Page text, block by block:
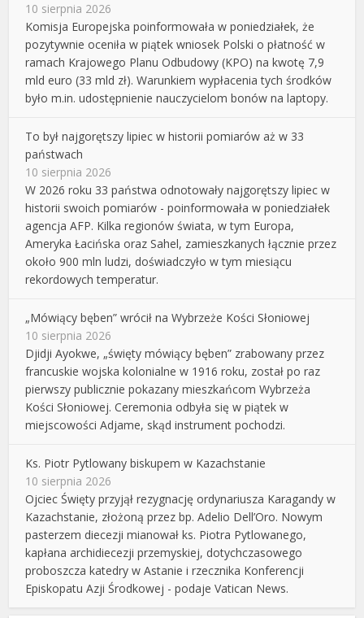
10 sierpnia 2026
Komisja Europejska poinformowała w poniedziałek, że
pozytywnie oceniła w piątek wniosek Polski o płatność w
ramach Krajowego Planu Odbudowy (KPO) na kwotę 7,9
mld euro (33 mld zł). Warunkiem wypłacenia tych środków
było m.in. udostępnienie nauczycielom bonów na laptopy.
To był najgorętszy lipiec w historii pomiarów aż w 33
państwach
10 sierpnia 2026
W 2026 roku 33 państwa odnotowały najgorętszy lipiec w
historii swoich pomiarów - poinformowała w poniedziałek
agencja AFP. Kilka regionów świata, w tym Europa,
Ameryka Łacińska oraz Sahel, zamieszkanych łącznie przez
około 900 mln ludzi, doświadczyło w tym miesiącu
rekordowych temperatur.
„Mówiący bęben” wrócił na Wybrzeże Kości Słoniowej
10 sierpnia 2026
Djidji Ayokwe, „święty mówiący bęben” zrabowany przez
francuskie wojska kolonialne w 1916 roku, został po raz
pierwszy publicznie pokazany mieszkańcom Wybrzeża
Kości Słoniowej. Ceremonia odbyła się w piątek w
miejscowości Adjame, skąd instrument pochodzi.
Ks. Piotr Pytlowany biskupem w Kazachstanie
10 sierpnia 2026
Ojciec Święty przyjął rezygnację ordynariusza Karagandy w
Kazachstanie, złożoną przez bp. Adelio Dell’Oro. Nowym
pasterzem diecezji mianował ks. Piotra Pytlowanego,
kapłana archidiecezji przemyskiej, dotychczasowego
proboszcza katedry w Astanie i rzecznika Konferencji
Episkopatu Azji Środkowej - podaje Vatican News.